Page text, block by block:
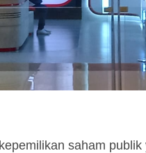
saham publik